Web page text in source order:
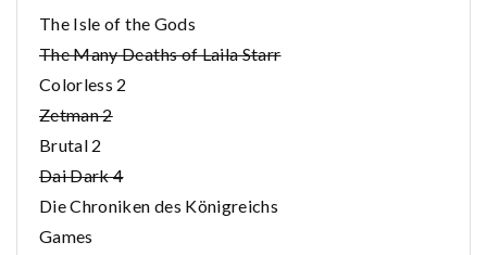
The Isle of the Gods
The Many Deaths of Laila Starr
Colorless 2
Zetman 2
Brutal 2
Dai Dark 4
Die Chroniken des Königreichs
Games